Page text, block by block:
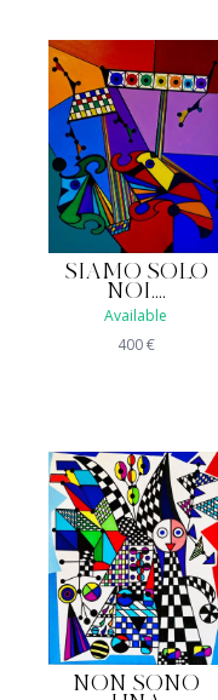
SIAMO SOLO
NOI....
Available
400€
NON SONO